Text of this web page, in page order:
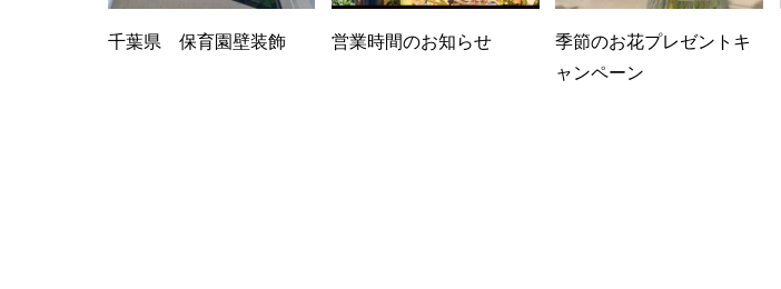
千葉県 保育園壁装飾 営業時間のお知らせ
季節のお花プレゼントキ
ャンペーン